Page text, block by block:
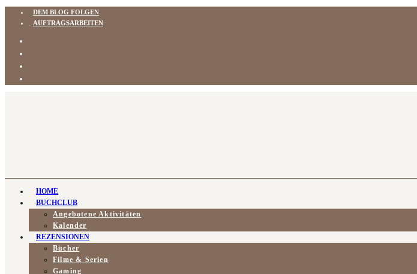
DEM BLOG FOLGEN
AUFTRAGSARBEITEN
HOME
BUCHCLUB
Angebotene Aktivitäten
Kalender
REZENSIONEN
Bücher
Filme & Serien
Gaming